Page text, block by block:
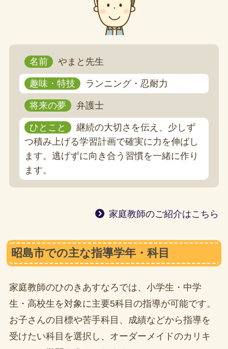
名前 やまと先生
趣味・特技 ランニング・忍耐力
将来の夢 弁護士
ひとこと
継続の大切さを伝え、少しず
つ積み上げる学習計画で確実に力を伸ばし
ます。逃げずに向き合う習慣を一緒に作り
ます。
家庭教師のご紹介はこちら
昭島市での主な指導学年・科目
家庭教師のひのきあすなろでは、小学生・中学
生・高校生を対象に主要5科目の指導が可能です。
お子さんの目標や苦手科目、成績などから指導を
受けたい科目を選択し、オーダーメイドのカリキ